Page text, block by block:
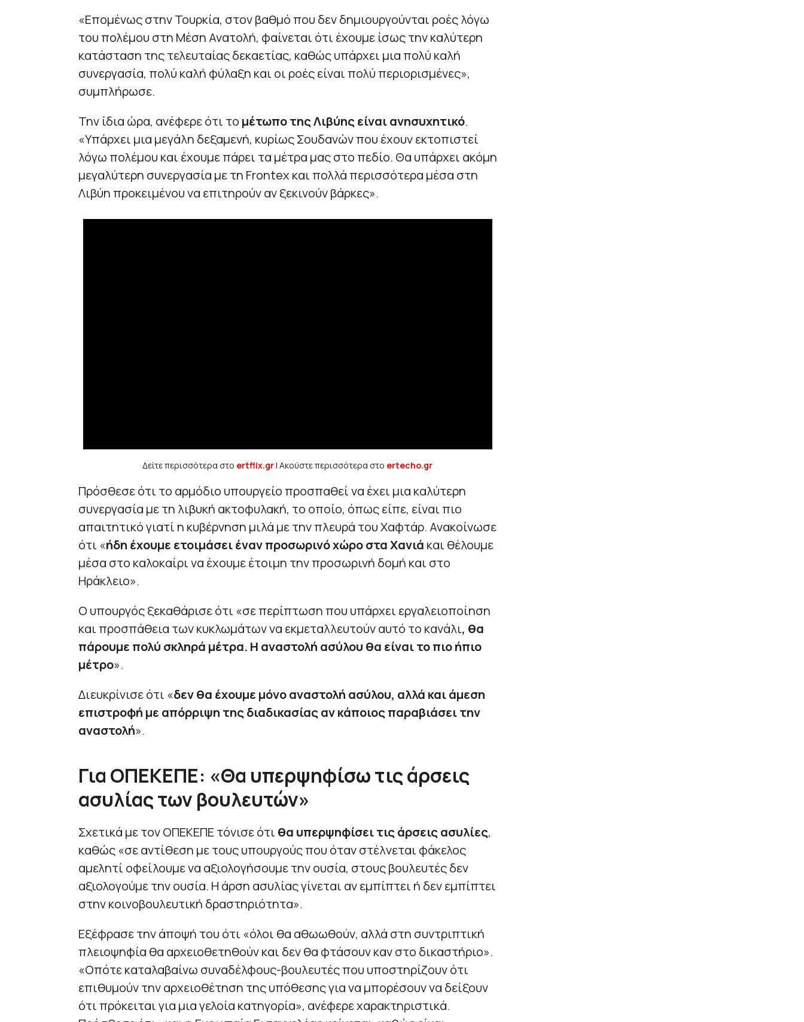
«Επομένως στην Τουρκία, στον βαθμό που δεν δημιουργούνται ροές λόγω
του πολέμου στη Μέση Ανατολή, φαίνεται ότι έχουμε ίσως την καλύτερη
κατάσταση της τελευταίας δεκαετίας, καθώς υπάρχει μια πολύ καλή
συνεργασία, πολύ καλή φύλαξη και οι ροές είναι πολύ περιορισμένες»,
συμπλήρωσε.
Την ίδια ώρα, ανέφερε ότι το μέτωπο της Λιβύης είναι ανησυχητικό.
«Υπάρχει μια μεγάλη δεξαμενή, κυρίως Σουδανών που έχουν εκτοπιστεί
λόγω πολέμου και έχουμε πάρει τα μέτρα μας στο πεδίο. Θα υπάρχει ακόμη
μεγαλύτερη συνεργασία με τη Frontex και πολλά περισσότερα μέσα στη
Λιβύη προκειμένου να επιτηρούν αν ξεκινούν βάρκες».
Δείτε περισσότερα στο ertflix.gr| Ακούστε περισσότερα στο ertecho.gr
Πρόσθεσε ότι το αρμόδιο υπουργείο προσπαθεί να έχει μια καλύτερη
συνεργασία με τη λιβυκή ακτοφυλακή, το οποίο, όπως είπε, είναι πιο
απαιτητικό γιατί η κυβέρνηση μιλά με την πλευρά του Χαφτάρ. Ανακοίνωσε
ότι «ήδη έχουμε ετοιμάσει έναν προσωρινό χώρο στα Χανιά και θέλουμε
μέσα στο καλοκαίρι να έχουμε έτοιμη την προσωρινή δομή και στο
Ηράκλειο».
Ο υπουργός ξεκαθάρισε ότι «σε περίπτωση που υπάρχει εργαλειοποίηση
και προσπάθεια των κυκλωμάτων να εκμεταλλευτούν αυτό το κανάλι, θα
πάρουμε πολύ σκληρά μέτρα. Η αναστολή ασύλου θα είναι το πιο ήπιο
μέτρο».
Διευκρίνισε ότι «δεν θα έχουμε μόνο αναστολή ασύλου, αλλά και άμεση
επιστροφή με απόρριψη της διαδικασίας αν κάποιος παραβιάσει την
αναστολή».
Για ΟΠΕΚΕΠΕ: «Θα υπερψηφίσω τις άρσεις
ασυλίας των βουλευτών»
Σχετικά με τον ΟΠΕΚΕΠΕ τόνισε ότι θα υπερψηφίσει τις άρσεις ασυλίες,
καθώς «σε αντίθεση με τους υπουργούς που όταν στέλνεται φάκελος
αμελητί οφείλουμε να αξιολογήσουμε την ουσία, στους βουλευτές δεν
αξιολογούμε την ουσία. Η άρση ασυλίας γίνεται αν εμπίπτει ή δεν εμπίπτει
στην κοινοβουλευτική δραστηριότητα».
Εξέφρασε την άποψή του ότι «όλοι θα αθωωθούν, αλλά στη συντριπτική
πλειοψηφία θα αρχειοθετηθούν και δεν θα φτάσουν καν στο δικαστήριο».
«Οπότε καταλαβαίνω συναδέλφους-βουλευτές που υποστηρίζουν ότι
επιθυμούν την αρχειοθέτηση της υπόθεσης για να μπορέσουν να δείξουν
ότι πρόκειται για μια γελοία κατηγορία», ανέφερε χαρακτηριστικά.